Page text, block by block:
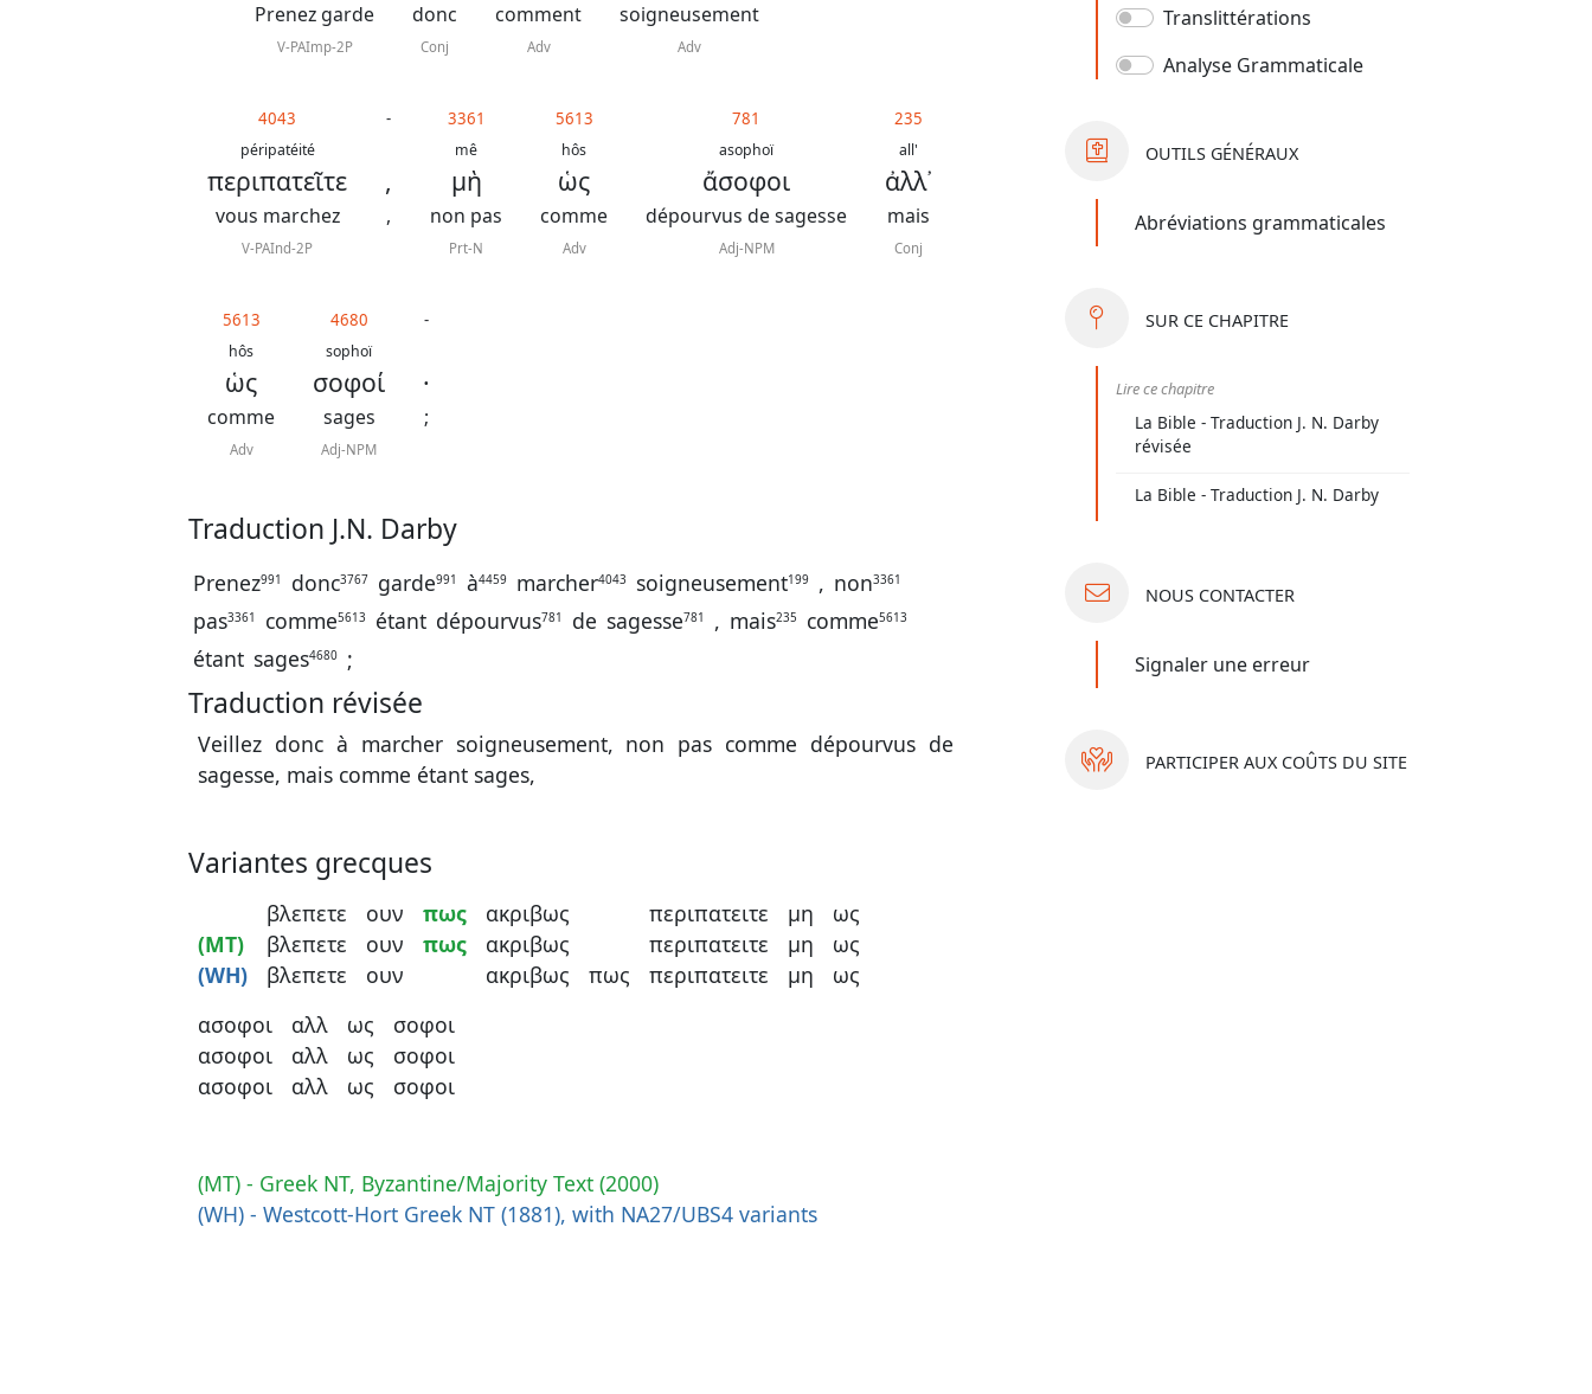
Prenez garde
V-PAImp-2P
donc
Conj
comment
Adv
soigneusement
Adv
4043
péripatéité
περιπατεῖτε
vous marchez
V-PAInd-2P
-
,
,
3361
mê
μὴ
non pas
Prt-N
5613
hôs
ὡς
comme
Adv
781
asophoï
ἄσοφοι
dépourvus de sagesse
Adj-NPM
235
all'
ἀλλ᾿
mais
Conj
5613
hôs
ὡς
comme
Adv
4680
sophoï
σοφοί
sages
Adj-NPM
-
·
;
Traduction J.N. Darby
Prenez991 donc3767 garde991 à4459 marcher4043 soigneusement199 , non3361
pas3361 comme5613 étant dépourvus781 de sagesse781 , mais235 comme5613
étant sages4680 ;
Traduction révisée
Veillez donc à marcher soigneusement, non pas comme dépourvus de
sagesse, mais comme étant sages,
Variantes grecques
(MT)
(WH)
βλεπετε
βλεπετε
βλεπετε
ουν
ουν
ουν
πως
πως
ακριβως
ακριβως
ακριβως
πως
περιπατειτε
περιπατειτε
περιπατειτε
μη
μη
μη
ως
ως
ως
ασοφοι
ασοφοι
ασοφοι
αλλ
αλλ
αλλ
ως
ως
ως
σοφοι
σοφοι
σοφοι
(MT) - Greek NT, Byzantine/Majority Text (2000)
(WH) - Westcott-Hort Greek NT (1881), with NA27/UBS4 variants
Translittérations
Analyse Grammaticale
OUTILS GÉNÉRAUX
Abréviations grammaticales
SUR CE CHAPITRE
Lire ce chapitre
La Bible - Traduction J. N. Darby
révisée
La Bible - Traduction J. N. Darby
NOUS CONTACTER
Signaler une erreur
PARTICIPER AUX COÛTS DU SITE